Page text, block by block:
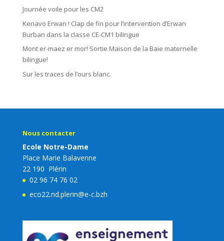
Journée voile pour les CM2
Kenavo Erwan ! Clap de fin pour l’intervention d’Erwan
Burban dans la classe CE-CM1 bilingue
Mont er-maez er mor! Sortie Maison de la Baie maternelle
bilingue!
Sur les traces de l’ours blanc.
Nous contacter
Ecole Notre-Dame
Place Marie Balavenne
22 190 Plérin
02 96 74 76 02
eco22.nd.plerin@e-c.bzh